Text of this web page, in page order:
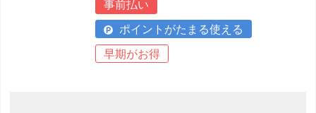
事前払い
ポイントがたまる使える
早期がお得